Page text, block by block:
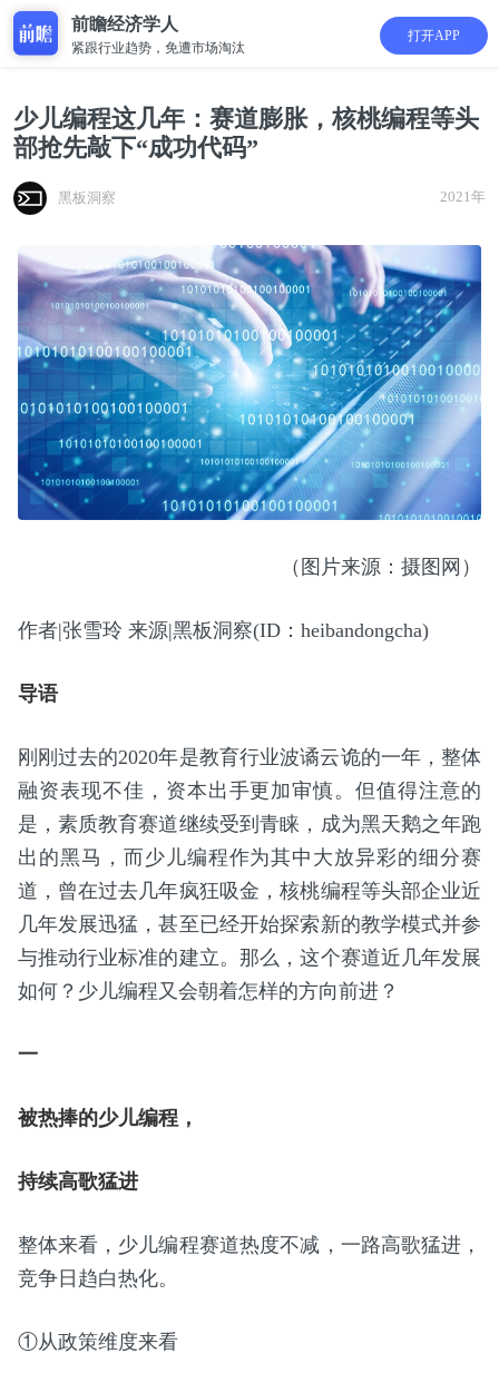
前瞻经济学人
紧跟行业趋势，免遭市场淘汰
打开APP
少儿编程这几年：赛道膨胀，核桃编程等头
部抢先敲下“成功代码”
黑板洞察 2021年
（图片来源：摄图网）
作者|张雪玲 来源|黑板洞察(ID：heibandongcha)
导语
刚刚过去的2020年是教育行业波谲云诡的一年，整体
融资表现不佳，资本出手更加审慎。但值得注意的
是，素质教育赛道继续受到青睐，成为黑天鹅之年跑
出的黑马，而少儿编程作为其中大放异彩的细分赛
道，曾在过去几年疯狂吸金，核桃编程等头部企业近
几年发展迅猛，甚至已经开始探索新的教学模式并参
与推动行业标准的建立。那么，这个赛道近几年发展
如何？少儿编程又会朝着怎样的方向前进？
一
被热捧的少儿编程，
持续高歌猛进
整体来看，少儿编程赛道热度不减，一路高歌猛进，
竞争日趋白热化。
①从政策维度来看